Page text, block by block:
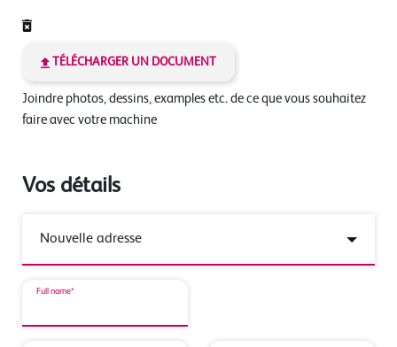
TÉLÉCHARGER UN DOCUMENT
Joindre photos, dessins, examples etc. de ce que vous souhaitez
faire avec votre machine
Vos détails
Full name*